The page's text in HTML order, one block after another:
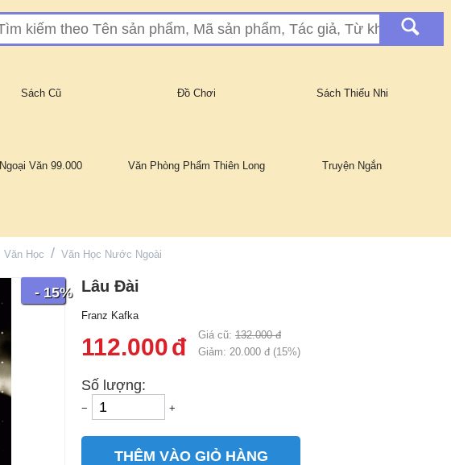
Sách Cũ Đồ Chơi Sách Thiếu Nhi
Ngoại Văn 99.000 Văn Phòng Phẩm Thiên Long Truyện Ngắn
Văn Học / Văn Học Nước Ngoài
- 15% Lâu Đài
Franz Kafka
112.000đ Giá cũ: 132.000 đ
Giảm: 20.000 đ (15%)
Số lượng:
− +
THÊM VÀO GIỎ HÀNG